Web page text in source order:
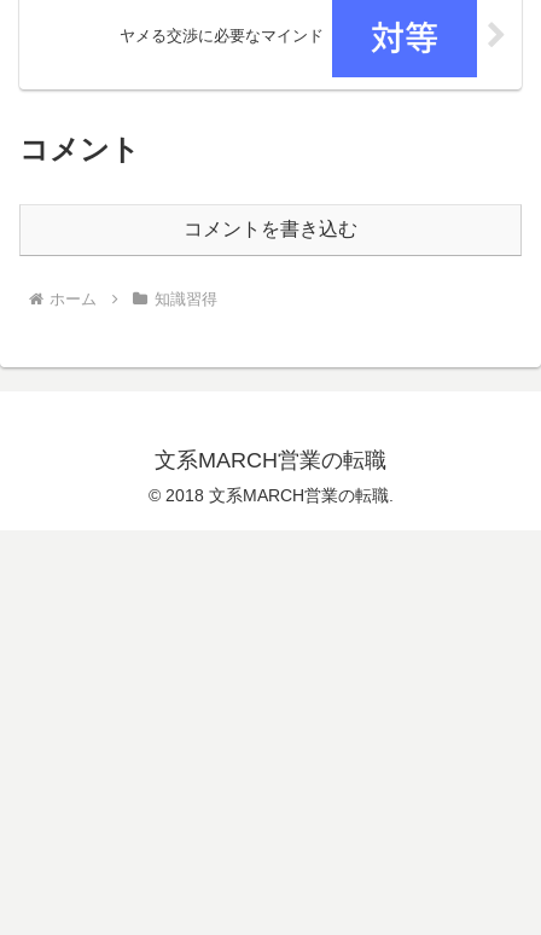
ヤメる交渉に必要なマインド
コメント
コメントを書き込む
ホーム 知識習得
文系MARCH営業の転職
© 2018 文系MARCH営業の転職.